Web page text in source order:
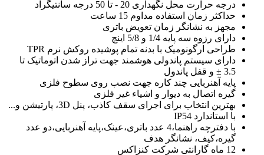
درجه حرارت محل نگهداری 20 - تا 50 درجه سانتیگراد
حداکثر زمان استفاده مداوم 15 ساعت
مجهز به نشانگر زمان تعویض باتری
دارای رزوه سه پایه 1/4 و 5/8 اینچ
طراحی ارگونومیک با بدنه تمام پوشیده روکش نرم TPR
دارای سیستم پاندولی هوشمند جهت تراز شدن اتوماتیک تا
3.5 ± و قفل پاندول
پایه آهنربایی چند کاره جهت نصب روی سطوح فلزی
گیره اتصال به دیوار و اشیاء غیر فلزی
بهترین انتخاب برای اجرای سقف کاذب، پنل 3D، پارتیشن و...
با استاندارد IP54
با دفترچه راهنما،4 عدد باتری،عینک،پایه آهنربایی،دو عدد
گیره،کیف، نشانگر هدف
12 ماه گارانتی شرکت کنزاکس